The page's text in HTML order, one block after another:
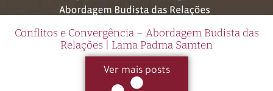
Conflitos e Convergência – Abordagem Budista das
Relações | Lama Padma Samten
Ver mais posts